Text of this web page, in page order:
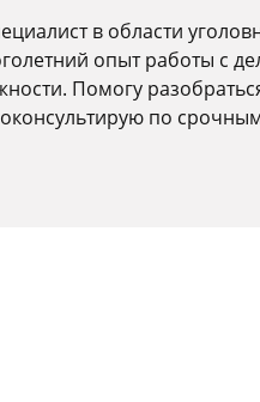
в области
опыт работы с
Помогу
по